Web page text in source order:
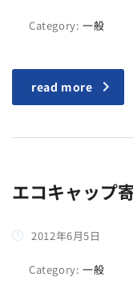
Category: 一般
read more
エコキャップ
2012年6月5日
Category: 一般